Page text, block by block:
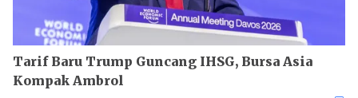
Tarif Baru Trump Guncang IHSG, Bursa Asia
Kompak Ambrol